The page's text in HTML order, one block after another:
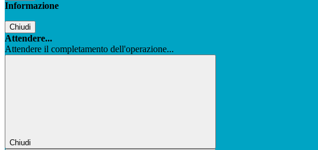
Informazione
Chiudi
Attendere...
Attendere il completamento dell'operazione...
Chiudi